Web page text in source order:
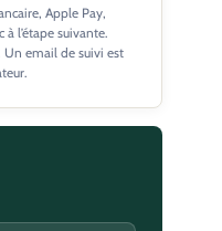
Apple Pay,
à l’étape suivante.
email de suivi est